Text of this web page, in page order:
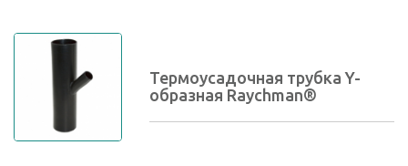
Термоусадочная трубка Y-
образная Raychman®